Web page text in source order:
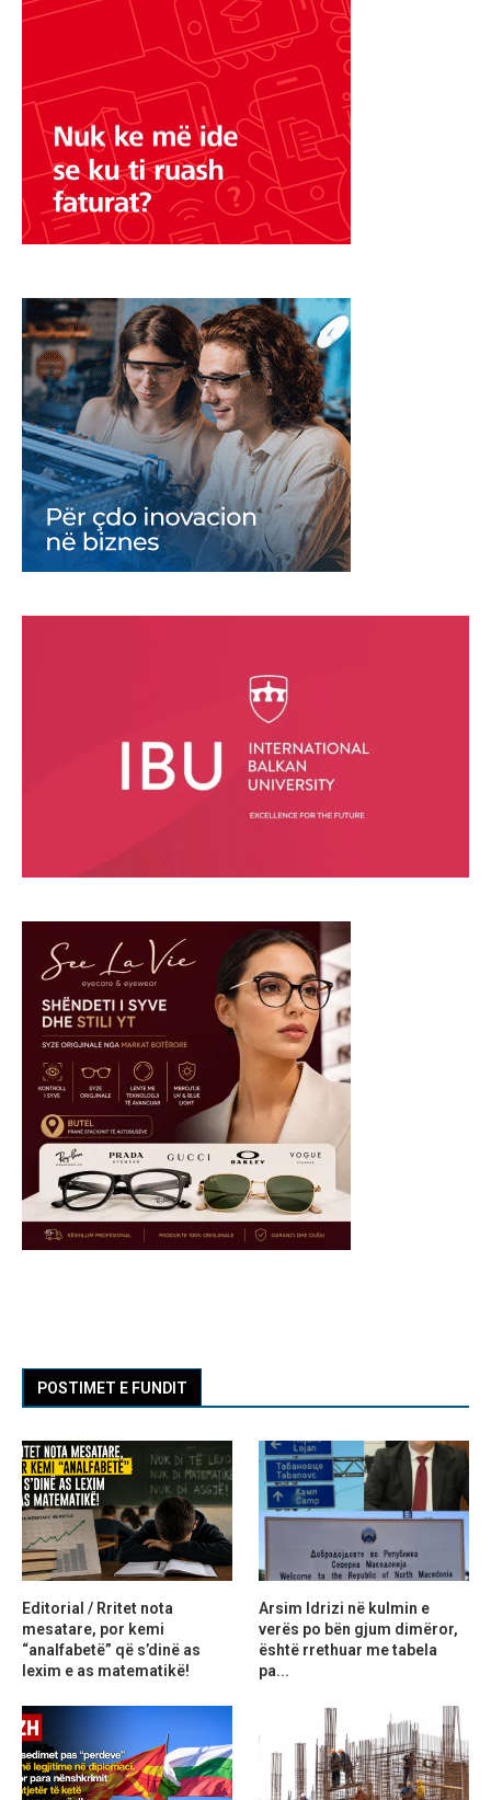
POSTIMET E FUNDIT
Editorial / Rritet nota
mesatare, por kemi
“analfabetë” që s’dinë as
lexim e as matematikë!
Arsim Idrizi në kulmin e
verës po bën gjum dimëror,
është rrethuar me tabela
pa...